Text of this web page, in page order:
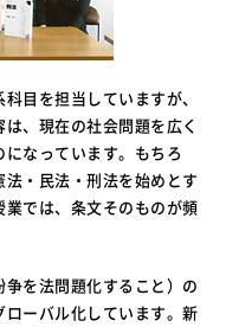
目を担当していますが、
、現在の社会問題を広く
なっています。もちろ
・民法・刑法を始めとす
では、条文そのものが頻
を法問題化すること）の
ーバル化しています。新